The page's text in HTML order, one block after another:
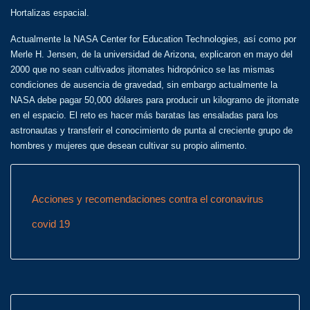
Hortalizas espacial.
Actualmente la NASA Center for Education Technologies, así como por
Merle H. Jensen, de la universidad de Arizona, explicaron en mayo del
2000 que no sean cultivados jitomates hidropónico se las mismas
condiciones de ausencia de gravedad, sin embargo actualmente la
NASA debe pagar 50,000 dólares para producir un kilogramo de jitomate
en el espacio. El reto es hacer más baratas las ensaladas para los
astronautas y transferir el conocimiento de punta al creciente grupo de
hombres y mujeres que desean cultivar su propio alimento.
Acciones y recomendaciones contra el coronavirus
covid 19